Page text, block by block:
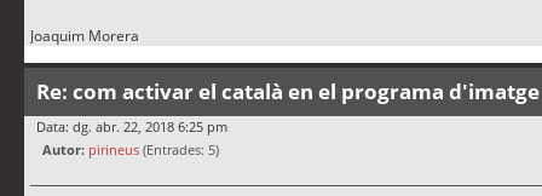
Joaquim Morera
Re: com activar el català en el programa
Data: dg. abr. 22, 2018 6:25 pm
Autor: pirineus (Entrades: 5)